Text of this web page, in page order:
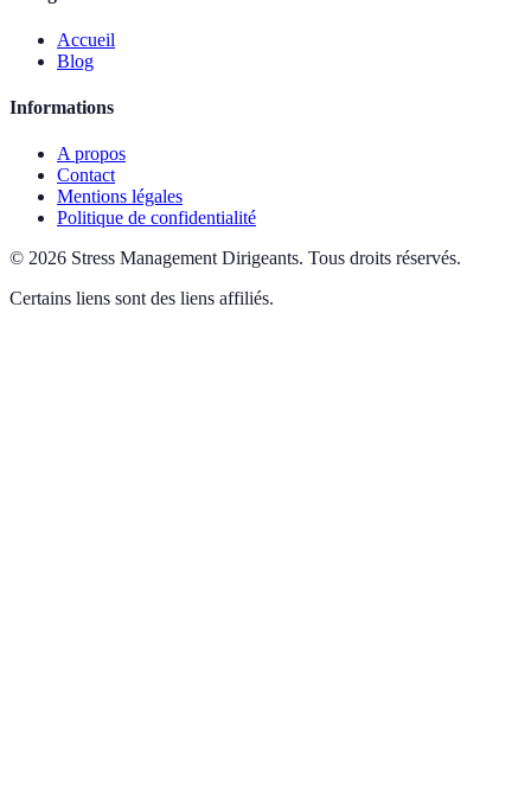
Accueil
Blog
Informations
A propos
Contact
Mentions légales
Politique de confidentialité
© 2026 Stress Management Dirigeants. Tous droits réservés.
Certains liens sont des liens affiliés.